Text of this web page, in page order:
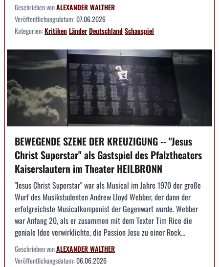
Geschrieben vonALEXANDER WALTHER
Veröffentlichungsdatum:07.06.2026
Kategorien:KritikenLänderDeutschlandSchauspiel
BEWEGENDE SZENE DER KREUZIGUNG -- "Jesus
Christ Superstar" als Gastspiel des Pfalztheaters
Kaiserslautern im Theater HEILBRONN
"Jesus Christ Superstar" war als Musical im Jahre 1970 der große
Wurf des Musikstudenten Andrew Lloyd Webber, der dann der
erfolgreichste Musicalkomponist der Gegenwart wurde. Webber
war Anfang 20, als er zusammen mit dem Texter Tim Rice die
geniale Idee verwirklichte, die Passion Jesu zu einer Rock...
Geschrieben vonALEXANDER WALTHER
Veröffentlichungsdatum:06.06.2026